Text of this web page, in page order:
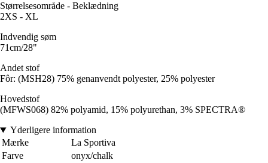
Størrelsesområde - Beklædning
2XS - XL
Indvendig søm
71cm/28"
Andet stof
Fôr: (MSH28) 75% genanvendt polyester, 25% polyester
Hovedstof
(MFWS068) 82% polyamid, 15% polyurethan, 3% SPECTRA®
Yderligere information
Mærke
La Sportiva
Farve
onyx/chalk